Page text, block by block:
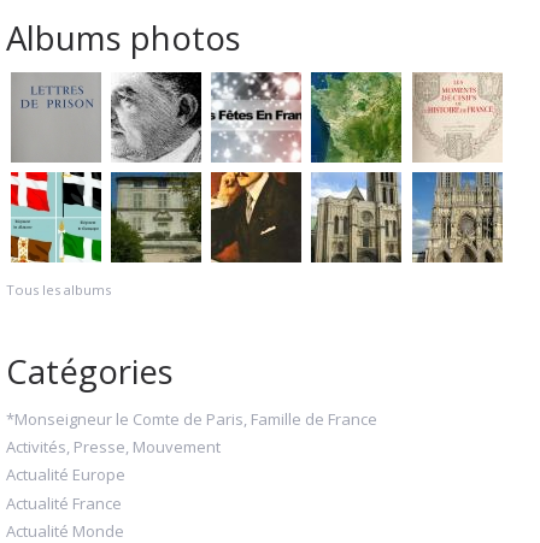
Albums photos
Tous les albums
Catégories
*Monseigneur le Comte de Paris, Famille de France
Activités, Presse, Mouvement
Actualité Europe
Actualité France
Actualité Monde